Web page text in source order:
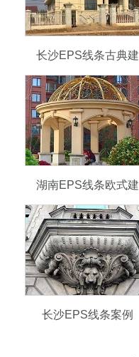
长沙EPS线条古典建
湖南EPS线条欧式建
长沙EPS线条案例